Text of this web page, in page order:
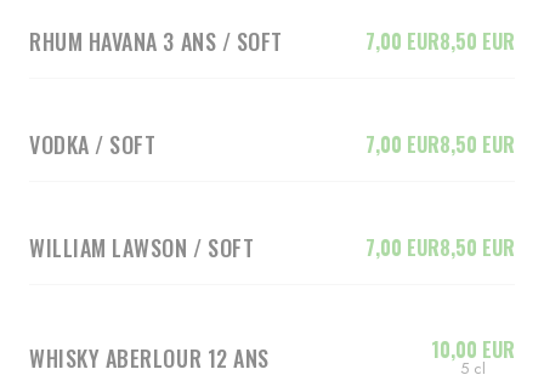
RHUM HAVANA 3 ANS / SOFT 7,00 EUR8,50 EUR
VODKA / SOFT 7,00 EUR8,50 EUR
WILLIAM LAWSON / SOFT 7,00 EUR8,50 EUR
WHISKY ABERLOUR 12 ANS 10,00 EUR
5 cl